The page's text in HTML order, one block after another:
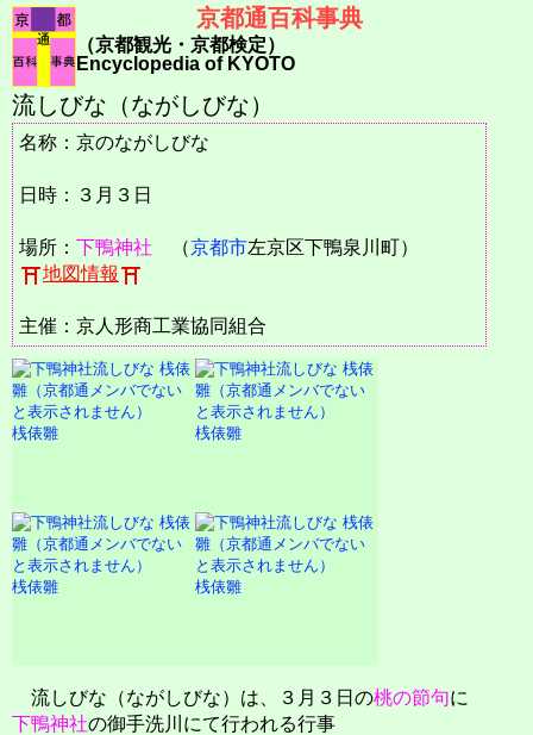
京都通百科事典
（京都観光・京都検定）
Encyclopedia of KYOTO
流しびな（ながしびな）
名称：京のながしびな
日時：３月３日
場所： 下鴨神社 （京都市左京区下鴨泉川町）
地図情報
主催：京人形商工業協同組合
桟俵雛 桟俵雛
桟俵雛 桟俵雛
流しびな（ながしびな）は、３月３日の桃の節句に
下鴨神社の御手洗川にて行われる行事